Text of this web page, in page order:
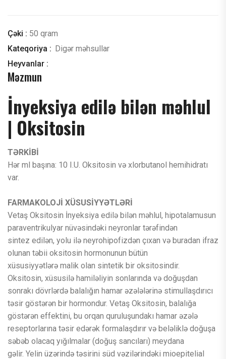
Çəki : 50 qram
Kateqoriya : Digər məhsullar
Heyvanlar :
Məzmun
İnyeksiya edilə bilən məhlul
| Oksitosin
TƏRKİBİ
Hər ml başına: 10 I.U. Oksitosin və xlorbutanol hemihidratı
var.
FARMAKOLOJİ XÜSUSİYYƏTLƏRİ
Vetaş Oksitosin İnyeksiya edilə bilən məhlul, hipotalamusun
paraventrikulyar nüvəsindəki neyronlar tərəfindən
sintez edilən, yolu ilə neyrohipofizdən çıxan və buradan ifraz
olunan təbii oksitosin hormonunun bütün
xüsusiyyətlərə malik olan sintetik bir oksitosindir.
Oksitosin, xüsusilə hamiləliyin sonlarında və doğuşdan
sonrakı dövrlərdə balalığın hamar əzələlərinə stimullaşdırıcı
təsir göstərən bir hormondur. Vetaş Oksitosin, balalığa
göstərən effektini, bu orqan quruluşundakı hamar əzələ
reseptorlarına təsir edərək formalaşdırır və beləliklə doğuşa
səbəb olacaq yığılmalar (doğuş sancıları) meydana
gəlir. Yelin üzərində təsirini süd vəzilərindəki mioepitelial